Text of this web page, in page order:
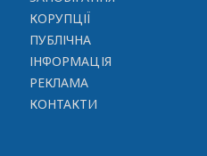
КОРУПЦІЇ
ПУБЛІЧНА
ІНФОРМАЦІЯ
РЕКЛАМА
КОНТАКТИ